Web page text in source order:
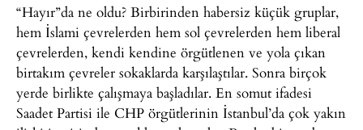
“Hayır”da ne oldu? Birbirinden habersiz küçük gruplar,
hem İslami çevrelerden hem sol çevrelerden hem liberal
çevrelerden, kendi kendine örgütlenen ve yola çıkan
birtakım çevreler sokaklarda karşılaştılar. Sonra birçok
yerde birlikte çalışmaya başladılar. En somut ifadesi
Saadet Partisi ile CHP örgütlerinin İstanbul’da çok yakın